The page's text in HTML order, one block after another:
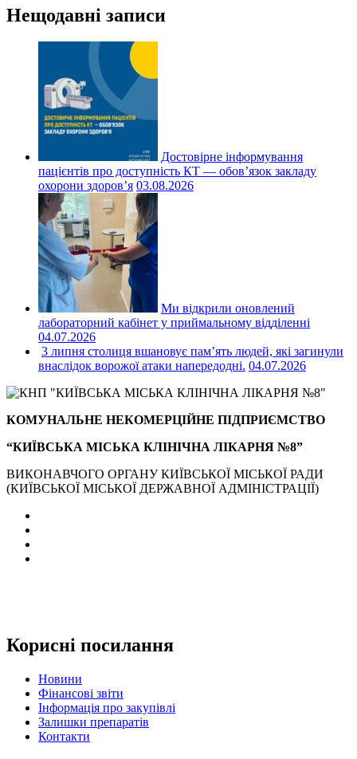
Нещодавні записи
Достовірне інформування
пацієнтів про доступність КТ — обов’язок закладу
охорони здоров’я 03.08.2026
Ми відкрили оновлений
лабораторний кабінет у приймальному відділенні
04.07.2026
3 липня столиця вшановує пам’ять людей, які загинули
внаслідок ворожої атаки напередодні. 04.07.2026
КОМУНАЛЬНЕ НЕКОМЕРЦІЙНЕ ПІДПРИЄМСТВО
“КИЇВСЬКА МІСЬКА КЛІНІЧНА ЛІКАРНЯ №8”
ВИКОНАВЧОГО ОРГАНУ КИЇВСЬКОЇ МІСЬКОЇ РАДИ
(КИЇВСЬКОЇ МІСЬКОЇ ДЕРЖАВНОЇ АДМІНІСТРАЦІЇ)
Корисні посилання
Новини
Фінансові звіти
Інформація про закупівлі
Залишки препаратів
Контакти